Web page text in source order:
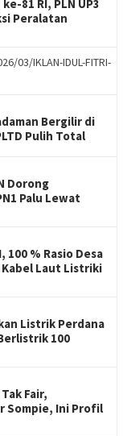
81 RI, PLN UP3
Peralatan
IKLAN-IDUL-FITRI-
Bergilir di
Pulih Total
Dorong
Palu Lewat
100 % Rasio Desa
Laut Listriki
Listrik Perdana
100
Fair,
Sompie, Ini Profil